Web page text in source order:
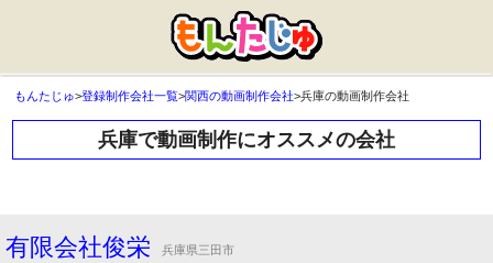
もんたじゅ>登録制作会社一覧>関西の動画制作会社>兵庫の動画制作会社
兵庫で動画制作にオススメの会社
有限会社俊栄 兵庫県三田市